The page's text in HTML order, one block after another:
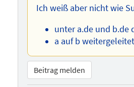
Ich weiß aber nicht wie
unter a.de und b.de
a auf b
Beitrag melden